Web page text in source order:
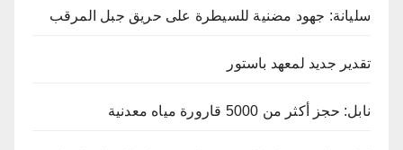
سليانة: جهود مضنية للسيطرة على حريق جبل المرقب
تقدير جديد لمعهد باستور
نابل: حجز أكثر من 5000 قارورة مياه معدنية